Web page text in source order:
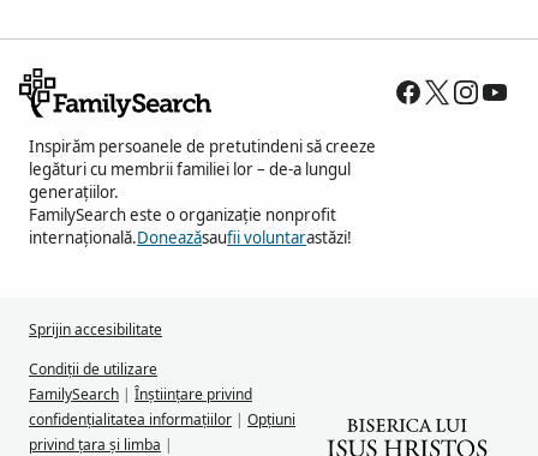
Inspirăm persoanele de pretutindeni să creeze
legături cu membrii familiei lor – de-a lungul
generațiilor.
FamilySearch este o organizație nonprofit
internațională.Doneazăsaufii voluntarastăzi!
Sprijin accesibilitate
Condiții de utilizare
FamilySearch | Înștiințare privind
confidențialitatea informațiilor | Opțiuni
privind țara și limba |